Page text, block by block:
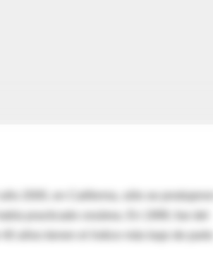
2000, en California, sólo se produjeron
practicado cesárea. En 1999, fue del
años tienen el índice más bajo de parto